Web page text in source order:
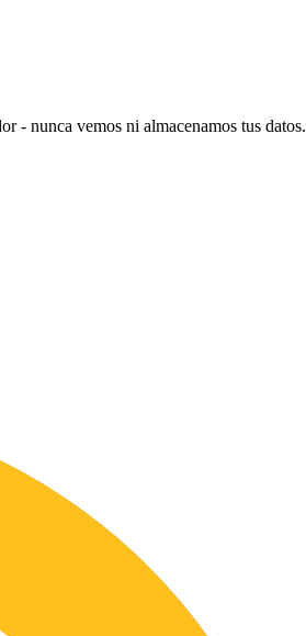
- nunca vemos ni almacenamos tus datos.